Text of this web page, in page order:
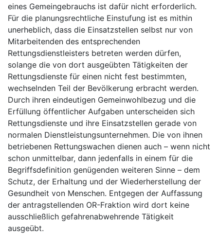
eines Gemeingebrauchs ist dafür nicht erforderlich.
Für die planungsrechtliche Einstufung ist es mithin
unerheblich, dass die Einsatzstellen selbst nur von
Mitarbeitenden des entsprechenden
Rettungsdienstleisters betreten werden dürfen,
solange die von dort ausgeübten Tätigkeiten der
Rettungsdienste für einen nicht fest bestimmten,
wechselnden Teil der Bevölkerung erbracht werden.
Durch ihren eindeutigen Gemeinwohlbezug und die
Erfüllung öffentlicher Aufgaben unterscheiden sich
Rettungsdienste und ihre Einsatzstellen gerade von
normalen Dienstleistungsunternehmen. Die von ihnen
betriebenen Rettungswachen dienen auch – wenn nicht
schon unmittelbar, dann jedenfalls in einem für die
Begriffsdefinition genügenden weiteren Sinne – dem
Schutz, der Erhaltung und der Wiederherstellung der
Gesundheit von Menschen. Entgegen der Auffassung
der antragstellenden OR-Fraktion wird dort keine
ausschließlich gefahrenabwehrende Tätigkeit
ausgeübt.